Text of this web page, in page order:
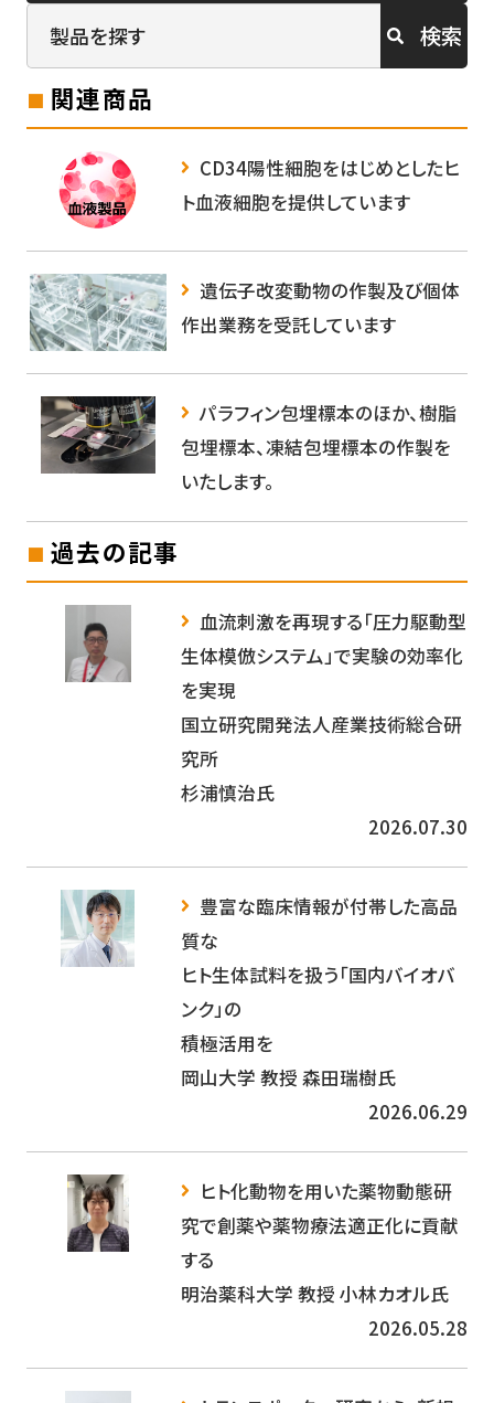
検索
関連商品
CD34陽性細胞をはじめとしたヒ
ト血液細胞を提供しています
遺伝子改変動物の作製及び個体
作出業務を受託しています
パラフィン包埋標本のほか、樹脂
包埋標本、凍結包埋標本の作製を
いたします。
過去の記事
血流刺激を再現する「圧力駆動型
生体模倣システム」で実験の効率化
を実現
国立研究開発法人産業技術総合研
究所
杉浦慎治氏
2026.07.30
豊富な臨床情報が付帯した高品
質な
ヒト生体試料を扱う「国内バイオバ
ンク」の
積極活用を
岡山大学 教授 森田瑞樹氏
2026.06.29
ヒト化動物を用いた薬物動態研
究で創薬や薬物療法適正化に貢献
する
明治薬科大学 教授 小林カオル氏
2026.05.28